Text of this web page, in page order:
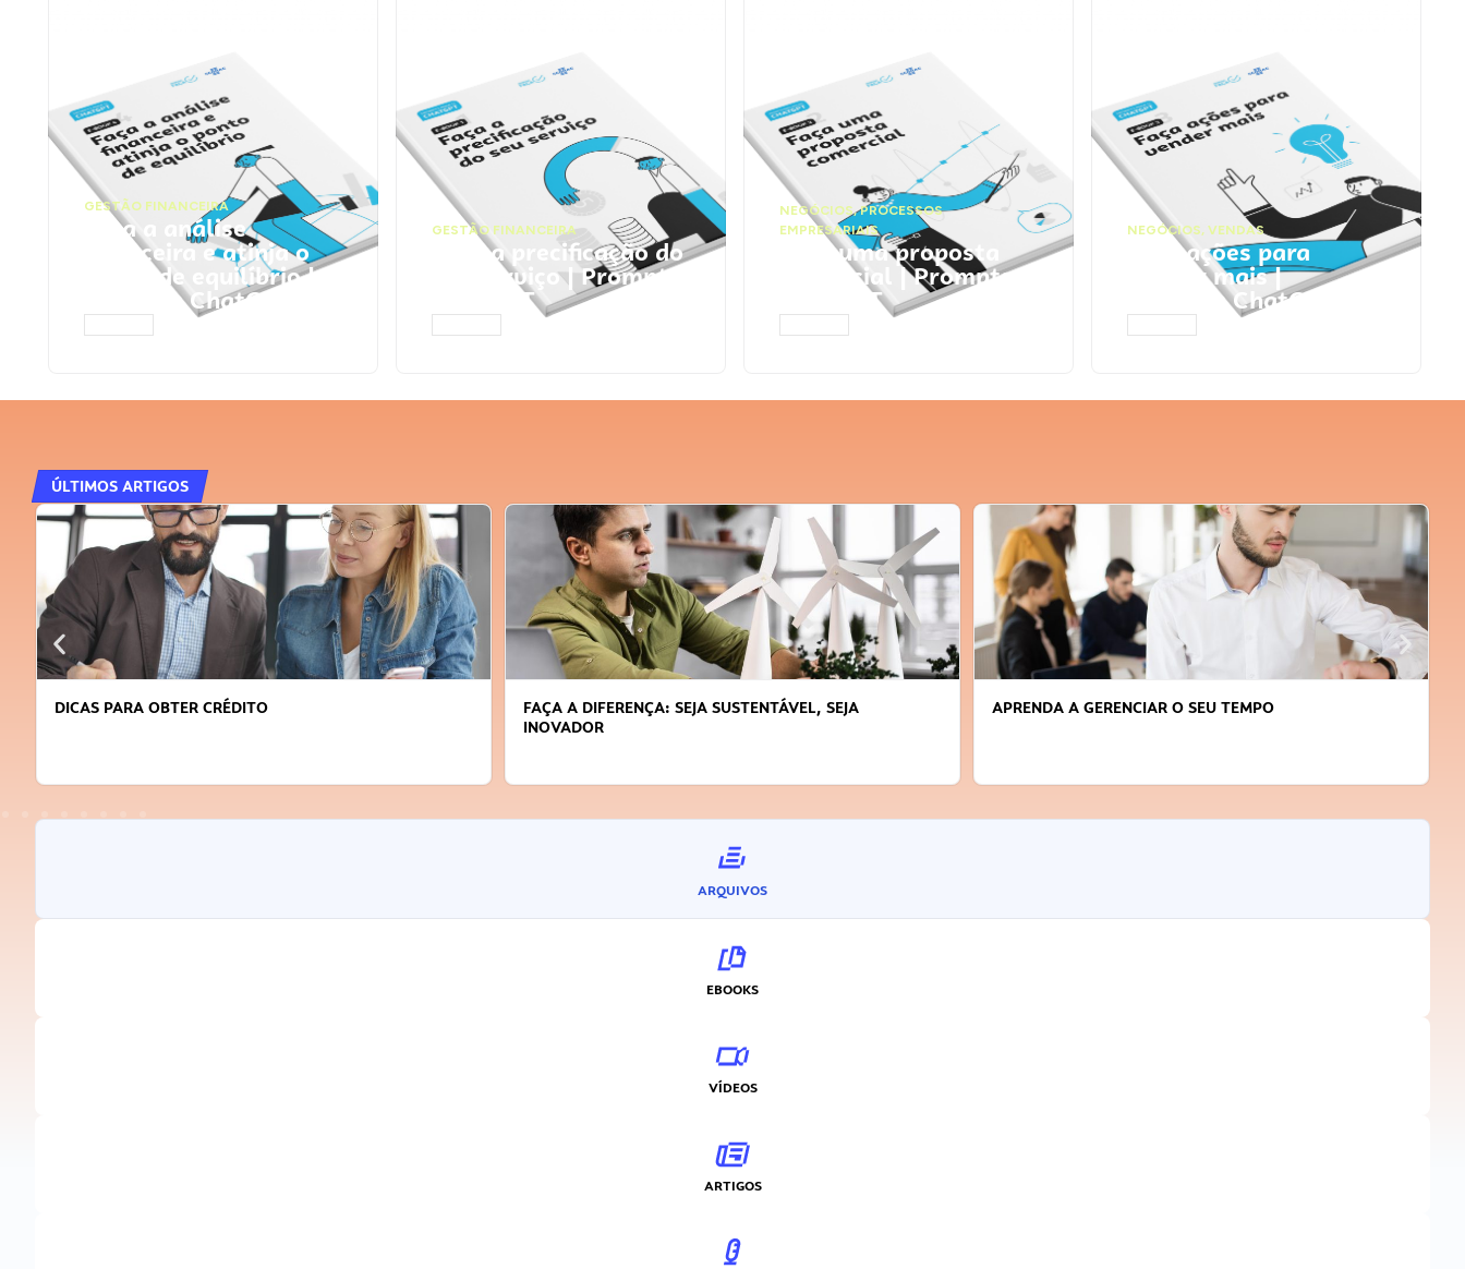
GESTÃO FINANCEIRA
Faça a análise
financeira e atinja o
ponto de equilíbrio |
Prompts ChatGPT
GESTÃO FINANCEIRA
Faça a precificação do
seu serviço | Prompts
ChatGPT
NEGÓCIOS,PROCESSOS
EMPRESARIAIS
Faça uma proposta
comercial | Prompts
ChatGPT
NEGÓCIOS, VENDAS
Faça ações para
vender mais |
Prompts ChatGPT
ÚLTIMOS ARTIGOS
DICAS PARA OBTER CRÉDITO
FAÇA A DIFERENÇA: SEJA SUSTENTÁVEL, SEJA
INOVADOR
APRENDA A GERENCIAR O SEU TEMPO
ARQUIVOS
EBOOKS
VÍDEOS
ARTIGOS